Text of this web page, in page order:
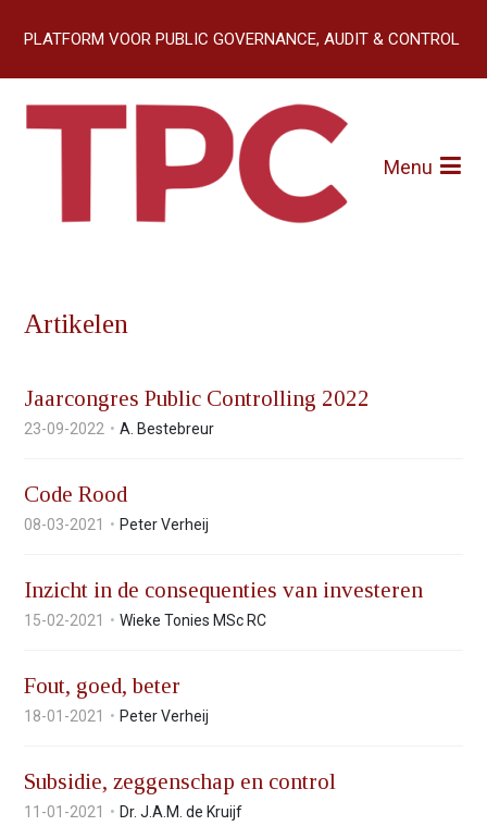
l
u
t
o
v
t
J
u
t
o
slogan:
PLATFORM VOOR PUBLIC GOVERNANCE, AUDIT & CONTROL
Menu
Artikelen
Jaarcongres Public Controlling 2022
23-09-2022 A. Bestebreur
Code Rood
08-03-2021 Peter Verheij
Inzicht in de consequenties van investeren
15-02-2021 Wieke Tonies MSc RC
Fout, goed, beter
18-01-2021 Peter Verheij
Subsidie, zeggenschap en control
11-01-2021 Dr. J.A.M. de Kruijf
Artikelen
Over TPC
Abonneren